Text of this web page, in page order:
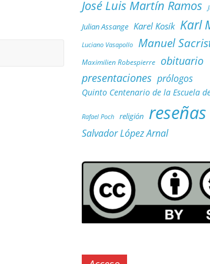
José Luis Martín Ramos
Julian Assange Karel Kosík Karl
Luciano Vasapollo Manuel
Maximilien Robespierre
obituario
presentaciones prólogos
Quinto Centenario de la Escuela
Rafael Poch religión reseñas
Salvador López Arnal